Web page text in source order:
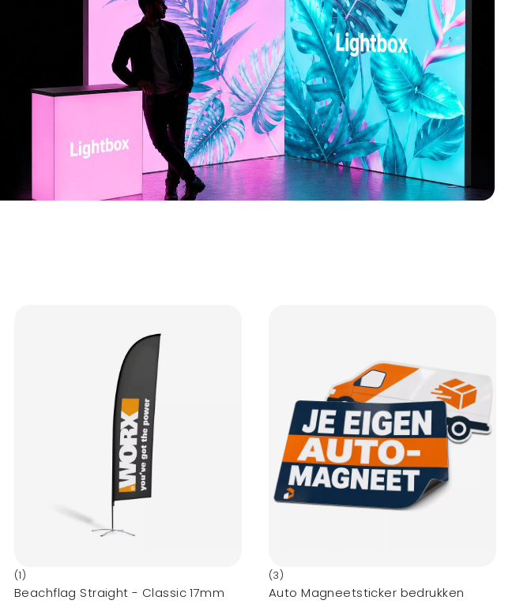
(1)
Beachflag Straight - Classic 17mm
(3)
Auto Magneetsticker bedrukken